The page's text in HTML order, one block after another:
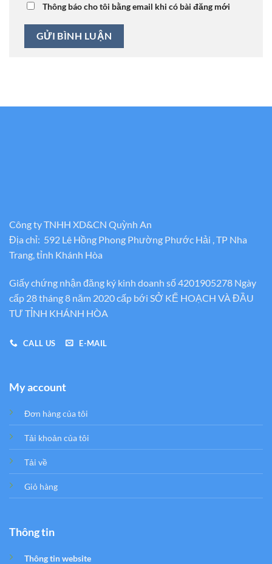
Thông báo cho tôi bằng email khi có bài đăng mới
Công ty TNHH XD&CN Quỳnh An
Địa chỉ: 592 Lê Hồng Phong Phường Phước Hải , TP Nha
Trang, tỉnh Khánh Hòa
Giấy chứng nhận đăng ký kinh doanh số 4201905278 Ngày
cấp 28 tháng 8 năm 2020 cấp bới SỞ KẾ HOẠCH VÀ ĐẦU
TƯ TỈNH KHÁNH HÒA
CALL US E-MAIL
My account
Đơn hàng của tôi
Tải khoản của tôi
Tải về
Giỏ hàng
Thông tin
Thông tin website